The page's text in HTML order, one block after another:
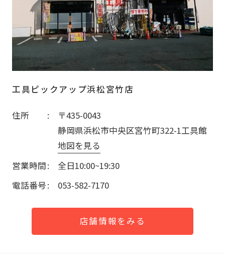
工具ピックアップ浜松宮竹店
住所
〒435-0043
静岡県浜松市中央区宮竹町322-1工具館
地図を見る
営業時間
全日10:00~19:30
電話番号
053-582-7170
店舗情報をみる